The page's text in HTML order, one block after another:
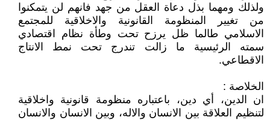
ولذلك ومهما بذل دعاة العقل من جهد فانهم لن يتمكنوا
من تغيير المنظومة القانونية والاخلاقية للمجتمع
الاسلامي طالما ظل يرزح تحت وطأة نظام اقتصادي
سمته الرئيسية ما زالت تندرج تحت نمط الانتاج
الاقطاعي.
الخلاصة :
ان الدين، أي دين، باعتباره منظومة قانونية واخلاقية
لتنظيم العلاقة بين الانسان والاله، وبين الانسان والانسان